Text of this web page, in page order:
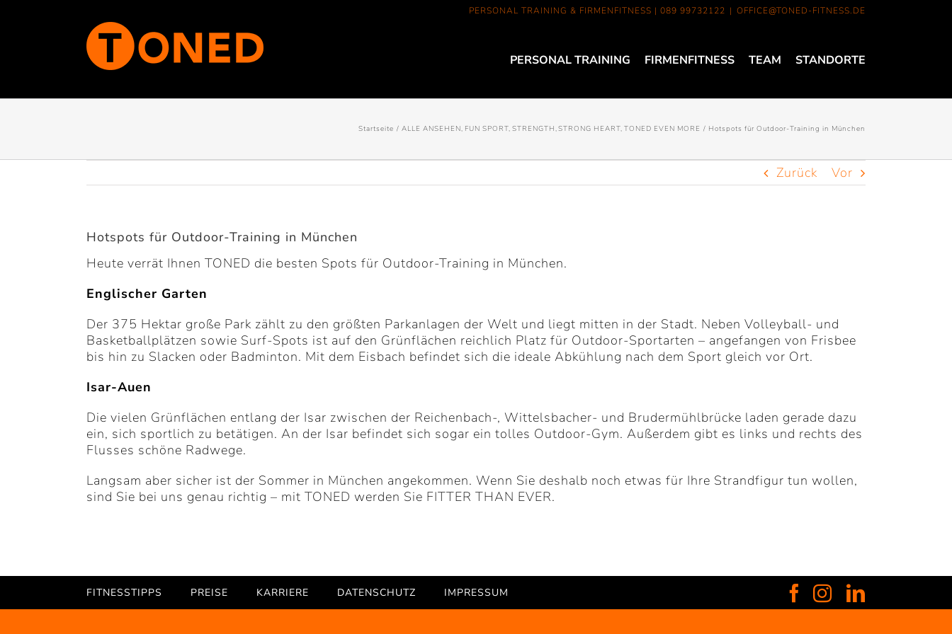
PERSONAL TRAINING & FIRMENFITNESS | 089 99732122 | OFFICE@TONED-FITNESS.DE
PERSONAL TRAINING FIRMENFITNESS TEAM STANDORTE
Startseite ALLE ANSEHEN FUN SPORT STRENGTH STRONG HEART TONED EVEN MORE Hotspots für Outdoor-Training in München
Zurück Vor
Hotspots für Outdoor-Training in München
Heute verrät Ihnen TONED die besten Spots für Outdoor-Training in München.
Englischer Garten
Der 375 Hektar große Park zählt zu den größten Parkanlagen der Welt und liegt mitten in der Stadt. Neben Volleyball- und
Basketballplätzen sowie Surf-Spots ist auf den Grünflächen reichlich Platz für Outdoor-Sportarten – angefangen von Frisbee
bis hin zu Slacken oder Badminton. Mit dem Eisbach befindet sich die ideale Abkühlung nach dem Sport gleich vor Ort.
Isar-Auen
Die vielen Grünflächen entlang der Isar zwischen der Reichenbach-, Wittelsbacher- und Brudermühlbrücke laden gerade dazu
ein, sich sportlich zu betätigen. An der Isar befindet sich sogar ein tolles Outdoor-Gym. Außerdem gibt es links und rechts des
Flusses schöne Radwege.
Langsam aber sicher ist der Sommer in München angekommen. Wenn Sie deshalb noch etwas für Ihre Strandfigur tun wollen,
sind Sie bei uns genau richtig – mit TONED werden Sie FITTER THAN EVER.
FITNESSTIPPS PREISE KARRIERE DATENSCHUTZ IMPRESSUM FacebookInstagram